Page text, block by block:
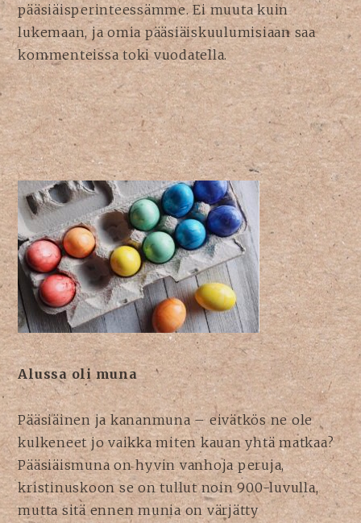
pääsiäisperinteessämme. Ei muuta kuin
lukemaan, ja omia pääsiäiskuulumisiaan saa
kommenteissa toki vuodatella.
Alussa oli muna
Pääsiäinen ja kananmuna – eivätkös ne ole
kulkeneet jo vaikka miten kauan yhtä matkaa?
Pääsiäismuna on hyvin vanhoja peruja,
kristinuskoon se on tullut noin 900-luvulla,
mutta sitä ennen munia on värjätty